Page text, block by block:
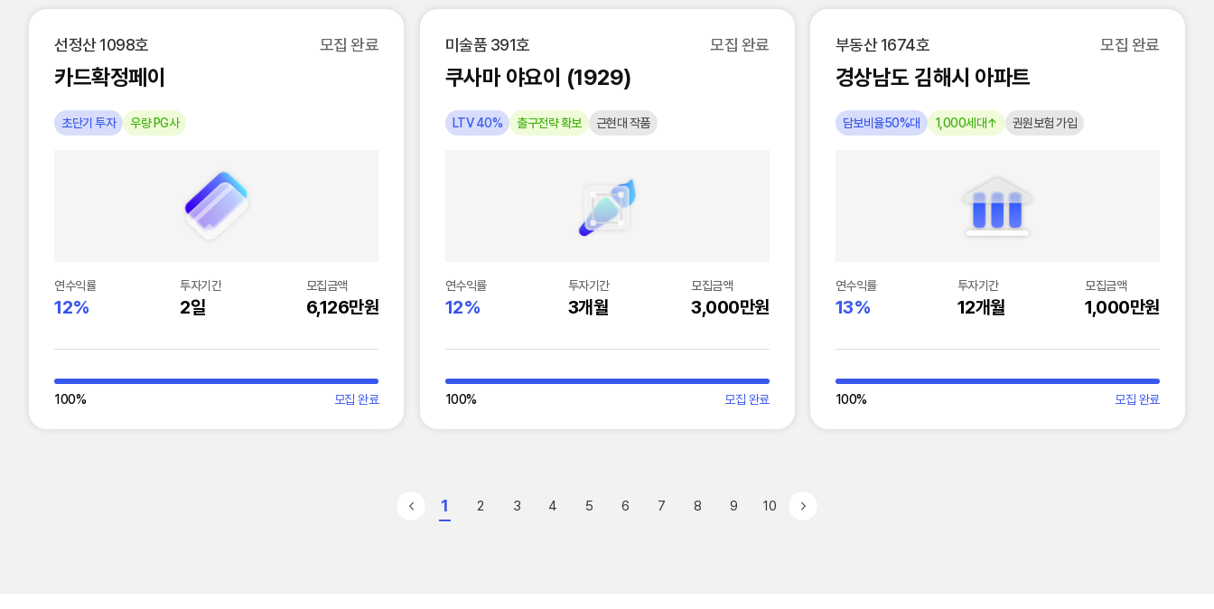
선정산 1098호 모집 완료
카드확정페이
초단기 투자 우량 PG사
연수익률
12%
투자기간
2일
모집금액
6,126만원
100% 모집 완료
미술품 391호 모집 완료
쿠사마 야요이 (1929)
LTV 40% 출구전략 확보 근현대 작품
연수익률
12%
투자기간
3개월
모집금액
3,000만원
100% 모집 완료
부동산 1674호 모집 완료
경상남도 김해시 아파트
담보비율50%대 1,000세대↑ 권원보험 가입
연수익률
13%
투자기간
12개월
모집금액
1,000만원
100% 모집 완료
1 2 3 4 5 6 7 8 9 10